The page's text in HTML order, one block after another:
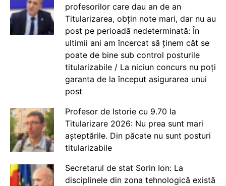
profesorilor care dau an de an
Titularizarea, obțin note mari, dar nu au
post pe perioadă nedeterminată: În
ultimii ani am încercat să ținem cât se
poate de bine sub control posturile
titularizabile / La niciun concurs nu poți
garanta de la început asigurarea unui
post
Profesor de Istorie cu 9.70 la
Titularizare 2026: Nu prea sunt mari
așteptările. Din păcate nu sunt posturi
titularizabile
Secretarul de stat Sorin Ion: La
disciplinele din zona tehnologică există